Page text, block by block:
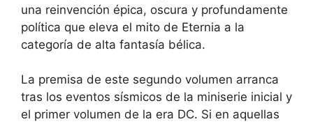
una reinvención épica, oscura y profundamente
política que eleva el mito de Eternia a la
categoría de alta fantasía bélica.
La premisa de este segundo volumen arranca
tras los eventos sísmicos de la miniserie inicial y
el primer volumen de la era DC. Si en aquellas